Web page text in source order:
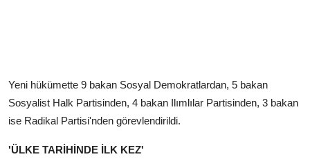
Yeni hükümette 9 bakan Sosyal Demokratlardan, 5 bakan
Sosyalist Halk Partisinden, 4 bakan Ilımlılar Partisinden, 3 bakan
ise Radikal Partisi'nden görevlendirildi.
'ÜLKE TARİHİNDE İLK KEZ'